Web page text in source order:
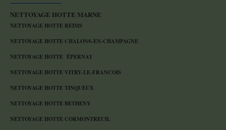
NETTOYAGE HOTTE MARNE
NETTOYAGE HOTTE REIMS
NETTOYAGE HOTTE CHALONS-EN-CHAMPAGNE
NETTOYAGE HOTTE ÉPERNAY
NETTOYAGE HOTTE VITRY-LE-FRANCOIS
NETTOYAGE HOTTE TINQUEUX
NETTOYAGE HOTTE BETHENY
NETTOYAGE HOTTE CORMONTREUIL